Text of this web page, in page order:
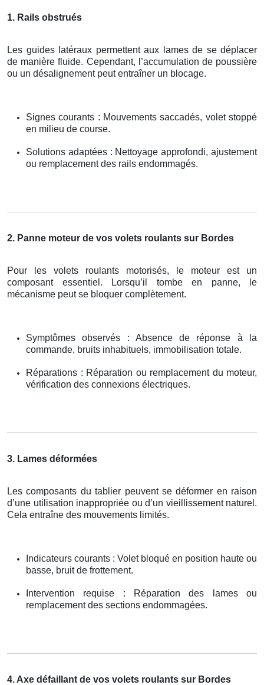
1. Rails obstrués
Les guides latéraux permettent aux lames de se déplacer
de manière fluide. Cependant, l’accumulation de poussière
ou un désalignement peut entraîner un blocage.
Signes courants : Mouvements saccadés, volet stoppé
en milieu de course.
Solutions adaptées : Nettoyage approfondi, ajustement
ou remplacement des rails endommagés.
2. Panne moteur de vos volets roulants sur Bordes
Pour les volets roulants motorisés, le moteur est un
composant essentiel. Lorsqu’il tombe en panne, le
mécanisme peut se bloquer complètement.
Symptômes observés : Absence de réponse à la
commande, bruits inhabituels, immobilisation totale.
Réparations : Réparation ou remplacement du moteur,
vérification des connexions électriques.
3. Lames déformées
Les composants du tablier peuvent se déformer en raison
d’une utilisation inappropriée ou d’un vieillissement naturel.
Cela entraîne des mouvements limités.
Indicateurs courants : Volet bloqué en position haute ou
basse, bruit de frottement.
Intervention requise : Réparation des lames ou
remplacement des sections endommagées.
4. Axe défaillant de vos volets roulants sur Bordes